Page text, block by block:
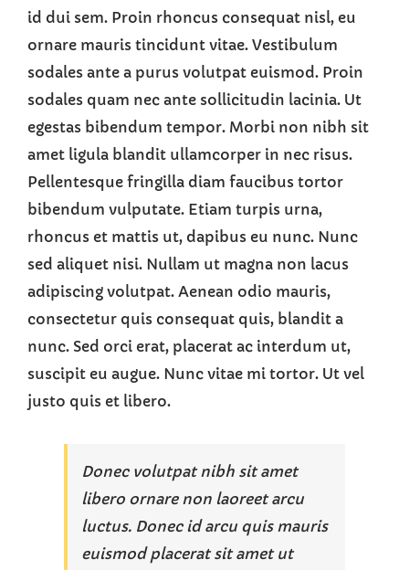
id dui sem. Proin rhoncus consequat nisl, eu
ornare mauris tincidunt vitae. Vestibulum
sodales ante a purus volutpat euismod. Proin
sodales quam nec ante sollicitudin lacinia. Ut
egestas bibendum tempor. Morbi non nibh sit
amet ligula blandit ullamcorper in nec risus.
Pellentesque fringilla diam faucibus tortor
bibendum vulputate. Etiam turpis urna,
rhoncus et mattis ut, dapibus eu nunc. Nunc
sed aliquet nisi. Nullam ut magna non lacus
adipiscing volutpat. Aenean odio mauris,
consectetur quis consequat quis, blandit a
nunc. Sed orci erat, placerat ac interdum ut,
suscipit eu augue. Nunc vitae mi tortor. Ut vel
justo quis et libero.
Donec volutpat nibh sit amet
libero ornare non laoreet arcu
luctus. Donec id arcu quis mauris
euismod placerat sit amet ut